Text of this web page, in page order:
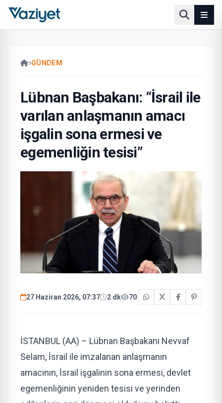
GÜNDEM
Lübnan Başbakanı: “İsrail ile
varılan anlaşmanın amacı
işgalin sona ermesi ve
egemenliğin tesisi”
27 Haziran 2026, 07:37 2 dk 70
İSTANBUL (AA) – Lübnan Başbakanı Nevvaf
Selam, İsrail ile imzalanan anlaşmanın
amacının, İsrail işgalinin sona ermesi, devlet
egemenliğinin yeniden tesisi ve yerinden